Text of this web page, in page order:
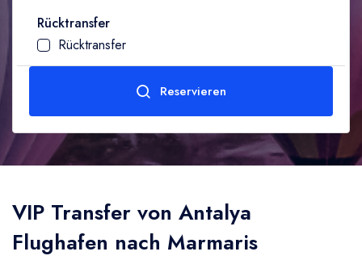
Erwachsene
1
Kind
Age (0-10)
0
Rücktransfer
Rücktransfer
Reservieren
VIP Transfer von Antalya
Flughafen nach Marmaris